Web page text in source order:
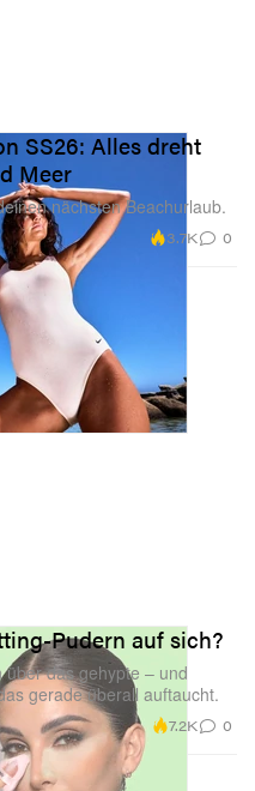
SS26: Alles dreht
Meer
nächsten Beachurlaub.
3.7K 0
Pudern auf sich?
das gehypte – und
gerade überall auftaucht.
7.2K 0